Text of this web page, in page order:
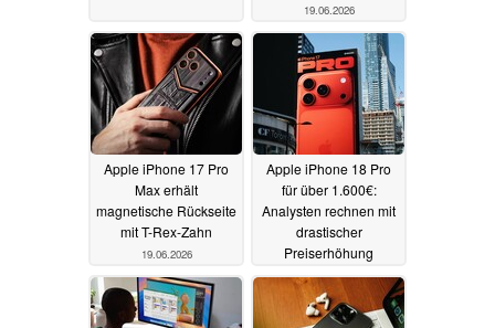
19.06.2026
Apple iPhone 17 Pro
Max erhält
magnetische Rückseite
mit T-Rex-Zahn
19.06.2026
Apple iPhone 18 Pro
für über 1.600€:
Analysten rechnen mit
drastischer
Preiserhöhung
18.06.2026